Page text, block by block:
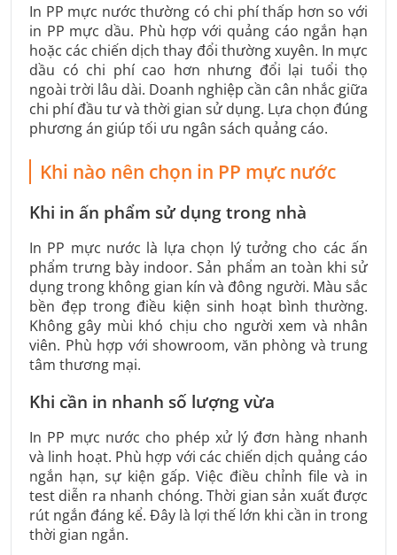
In PP mực nước thường có chi phí thấp hơn so với
in PP mực dầu. Phù hợp với quảng cáo ngắn hạn
hoặc các chiến dịch thay đổi thường xuyên. In mực
dầu có chi phí cao hơn nhưng đổi lại tuổi thọ
ngoài trời lâu dài. Doanh nghiệp cần cân nhắc giữa
chi phí đầu tư và thời gian sử dụng. Lựa chọn đúng
phương án giúp tối ưu ngân sách quảng cáo.
Khi nào nên chọn in PP mực nước
Khi in ấn phẩm sử dụng trong nhà
In PP mực nước là lựa chọn lý tưởng cho các ấn
phẩm trưng bày indoor. Sản phẩm an toàn khi sử
dụng trong không gian kín và đông người. Màu sắc
bền đẹp trong điều kiện sinh hoạt bình thường.
Không gây mùi khó chịu cho người xem và nhân
viên. Phù hợp với showroom, văn phòng và trung
tâm thương mại.
Khi cần in nhanh số lượng vừa
In PP mực nước cho phép xử lý đơn hàng nhanh
và linh hoạt. Phù hợp với các chiến dịch quảng cáo
ngắn hạn, sự kiện gấp. Việc điều chỉnh file và in
test diễn ra nhanh chóng. Thời gian sản xuất được
rút ngắn đáng kể. Đây là lợi thế lớn khi cần in trong
thời gian ngắn.